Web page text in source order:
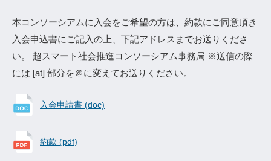
本コンソーシアムに入会をご希望の方は、約款にご同意頂き
入会申込書にご記入の上、下記アドレスまでお送りくださ
い。 超スマート社会推進コンソーシアム事務局 ※送信の際
には [at] 部分を＠に変えてお送りください。
入会申請書 (doc)
約款 (pdf)